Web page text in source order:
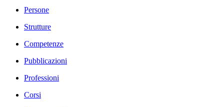
Persone
Strutture
Competenze
Pubblicazioni
Professioni
Corsi